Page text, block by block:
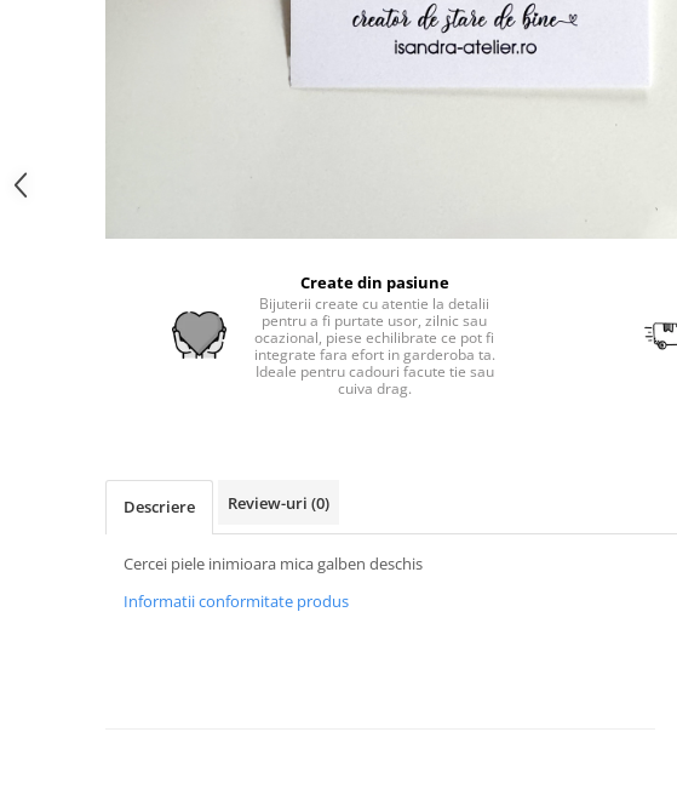
Create din pasiune
Bijuterii create cu atentie la detalii
pentru a fi purtate usor, zilnic sau
ocazional, piese echilibrate ce pot fi
integrate fara efort in garderoba ta.
Ideale pentru cadouri facute tie sau
cuiva drag.
Descriere Review-uri (0)
Cercei piele inimioara mica galben deschis
Informatii conformitate produs